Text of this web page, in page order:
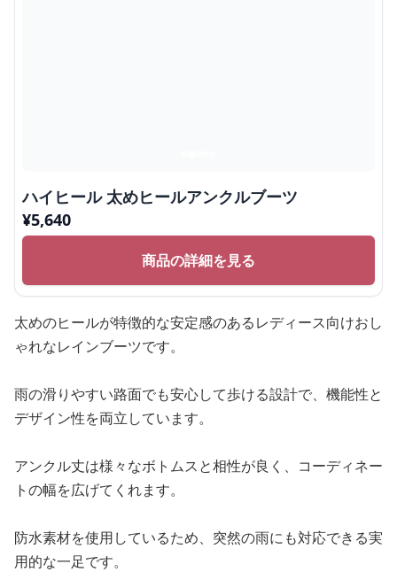
ハイヒール 太めヒールアンクルブーツ
¥5,640
商品の詳細を見る
太めのヒールが特徴的な安定感のあるレディース向けおし
ゃれなレインブーツです。
雨の滑りやすい路面でも安心して歩ける設計で、機能性と
デザイン性を両立しています。
アンクル丈は様々なボトムスと相性が良く、コーディネー
トの幅を広げてくれます。
防水素材を使用しているため、突然の雨にも対応できる実
用的な一足です。